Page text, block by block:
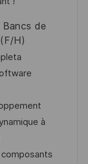
Bancs de
H)
à